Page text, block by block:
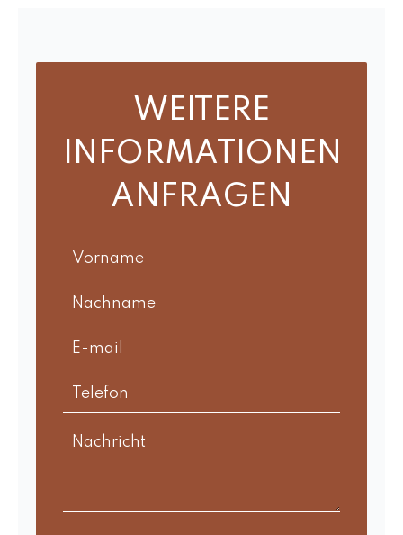
WEITERE
INFORMATIONEN
ANFRAGEN